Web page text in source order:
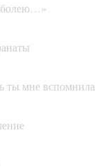
ты мне